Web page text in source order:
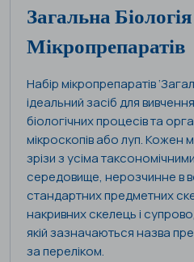
Загальна
Мікропрепаратів
Набір мікропрепаратів
ідеальний засіб для
біологічних процесів та
мікроскопів або луп. Кожен
зрізи з усіма
середовище, нерозчинне в
стандартних предметних
накривних скелець і
якій зазначаються назва
за переліком.